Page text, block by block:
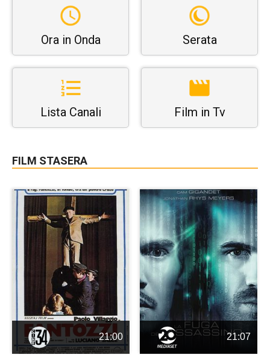
Ora in Onda Serata
Lista Canali Film in Tv
FILM STASERA
21:00 21:07